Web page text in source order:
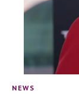
NEWS